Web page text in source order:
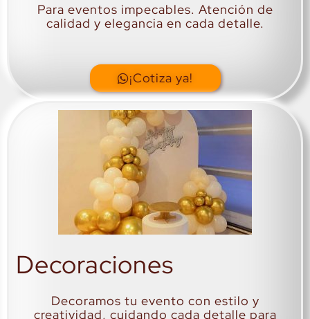
Para eventos impecables. Atención de
calidad y elegancia en cada detalle.
¡Cotiza ya!
Decoraciones
Decoramos tu evento con estilo y
creatividad, cuidando cada detalle para